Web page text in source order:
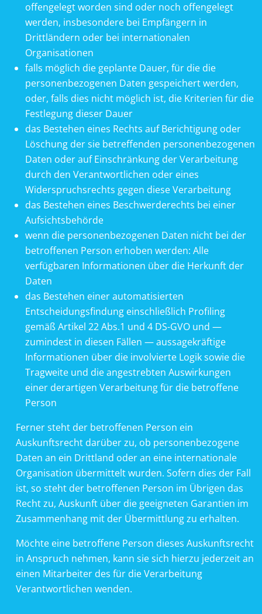
offengelegt worden sind oder noch offengelegt
werden, insbesondere bei Empfängern in
Drittländern oder bei internationalen
Organisationen
falls möglich die geplante Dauer, für die die
personenbezogenen Daten gespeichert werden,
oder, falls dies nicht möglich ist, die Kriterien für die
Festlegung dieser Dauer
das Bestehen eines Rechts auf Berichtigung oder
Löschung der sie betreffenden personenbezogenen
Daten oder auf Einschränkung der Verarbeitung
durch den Verantwortlichen oder eines
Widerspruchsrechts gegen diese Verarbeitung
das Bestehen eines Beschwerderechts bei einer
Aufsichtsbehörde
wenn die personenbezogenen Daten nicht bei der
betroffenen Person erhoben werden: Alle
verfügbaren Informationen über die Herkunft der
Daten
das Bestehen einer automatisierten
Entscheidungsfindung einschließlich Profiling
gemäß Artikel 22 Abs.1 und 4 DS-GVO und —
zumindest in diesen Fällen — aussagekräftige
Informationen über die involvierte Logik sowie die
Tragweite und die angestrebten Auswirkungen
einer derartigen Verarbeitung für die betroffene
Person
Ferner steht der betroffenen Person ein
Auskunftsrecht darüber zu, ob personenbezogene
Daten an ein Drittland oder an eine internationale
Organisation übermittelt wurden. Sofern dies der Fall
ist, so steht der betroffenen Person im Übrigen das
Recht zu, Auskunft über die geeigneten Garantien im
Zusammenhang mit der Übermittlung zu erhalten.
Möchte eine betroffene Person dieses Auskunftsrecht
in Anspruch nehmen, kann sie sich hierzu jederzeit an
einen Mitarbeiter des für die Verarbeitung
Verantwortlichen wenden.